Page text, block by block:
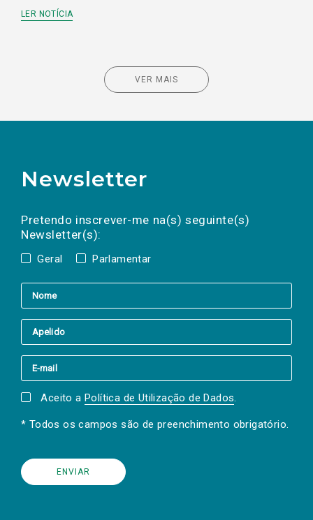
LER NOTÍCIA
VER MAIS
Newsletter
Pretendo inscrever-me na(s) seguinte(s)
Newsletter(s):
Geral Parlamentar
a(s) newsletter(s).
mail
Aceito a Política de Utilização de Dados.
* Todos os campos são de preenchimento obrigatório.